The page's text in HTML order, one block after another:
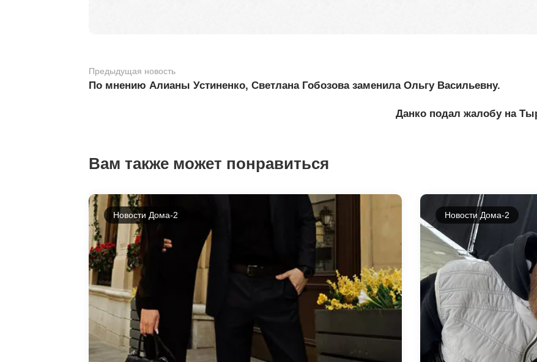
Предыдущая новость
По мнению Алианы Устиненко, Светлана Гобозова заменила Ольгу Васильевну.
Данко подал жалобу на
Вам также может понравиться
Новости Дома-2 Новости Дома-2